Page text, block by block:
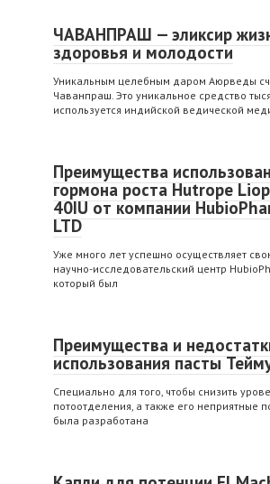
ЧАВАНПРАШ — эликсир
здоровья и молодости
Уникальным целебным даром Аюрведы
Чаванпраш. Это уникальное средство
используется индийской ведической
Преимущества
гормона роста Hutrope
40IU от компании
LTD
Уже много лет успешно осуществляет
научно-исследовательский центр
который был
Преимущества и
использования пасты
Специально для того, чтобы снизить
потоотделения, а также его неприятные
была разработана